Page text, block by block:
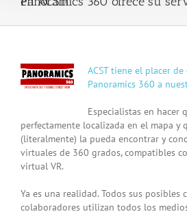
View
Larger
ACST tiene el placer
Panoramics 360 a
Especialistas en hacer
perfectamente localizada en el mapa y
(literalmente) la pueda encontrar y
virtuales de 360 grados, compatibles
virtual VR.
Ya es una realidad. Todos sus posibles
colaboradores utilizan todos los